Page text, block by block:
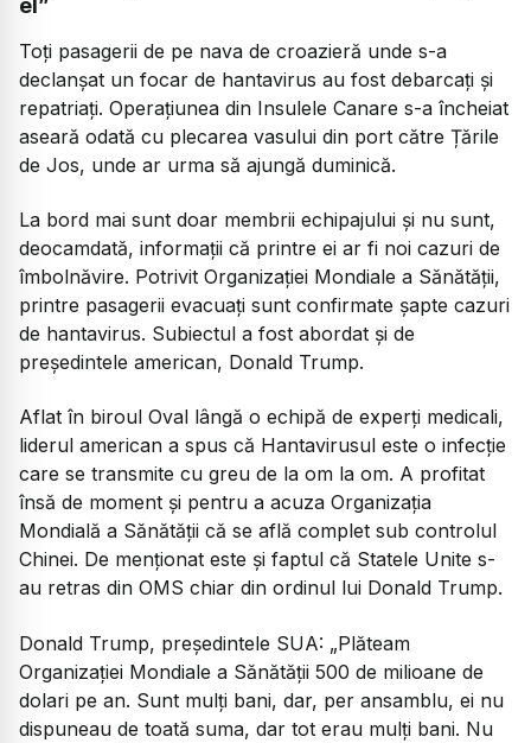
Toți pasagerii de pe nava de croazieră unde s-a
declanșat un focar de hantavirus au fost debarcați și
repatriați. Operațiunea din Insulele Canare s-a încheiat
aseară odată cu plecarea vasului din port către Țările
de Jos, unde ar urma să ajungă duminică.
La bord mai sunt doar membrii echipajului și nu sunt,
deocamdată, informații că printre ei ar fi noi cazuri de
îmbolnăvire. Potrivit Organizației Mondiale a Sănătății,
printre pasagerii evacuați sunt confirmate șapte cazuri
de hantavirus. Subiectul a fost abordat și de
președintele american, Donald Trump.
Aflat în biroul Oval lângă o echipă de experți medicali,
liderul american a spus că Hantavirusul este o infecție
care se transmite cu greu de la om la om. A profitat
însă de moment și pentru a acuza Organizația
Mondială a Sănătății că se află complet sub controlul
Chinei. De menționat este și faptul că Statele Unite s-
au retras din OMS chiar din ordinul lui Donald Trump.
Donald Trump, președintele SUA: „Plăteam
Organizației Mondiale a Sănătății 500 de milioane de
dolari pe an. Sunt mulți bani, dar, per ansamblu, ei nu
dispuneau de toată suma, dar tot erau mulți bani. Nu